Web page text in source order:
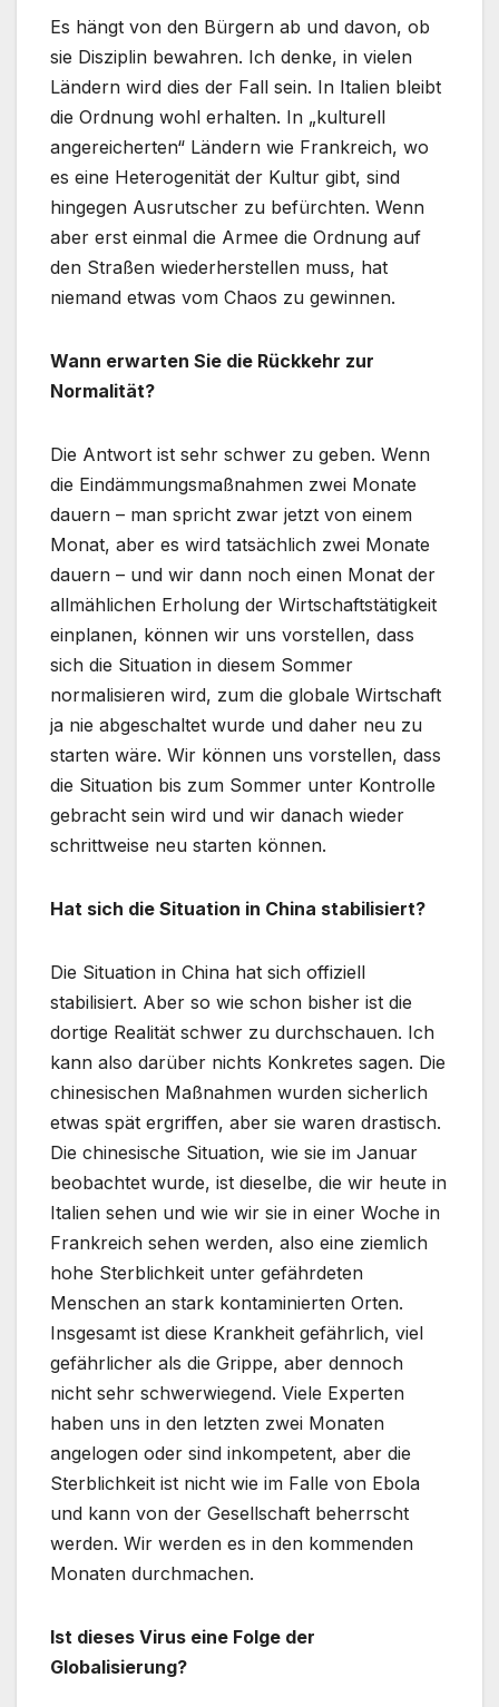
Es hängt von den Bürgern ab und davon, ob
sie Disziplin bewahren. Ich denke, in vielen
Ländern wird dies der Fall sein. In Italien bleibt
die Ordnung wohl erhalten. In „kulturell
angereicherten“ Ländern wie Frankreich, wo
es eine Heterogenität der Kultur gibt, sind
hingegen Ausrutscher zu befürchten. Wenn
aber erst einmal die Armee die Ordnung auf
den Straßen wiederherstellen muss, hat
niemand etwas vom Chaos zu gewinnen.
Wann erwarten Sie die Rückkehr zur
Normalität?
Die Antwort ist sehr schwer zu geben. Wenn
die Eindämmungsmaßnahmen zwei Monate
dauern – man spricht zwar jetzt von einem
Monat, aber es wird tatsächlich zwei Monate
dauern – und wir dann noch einen Monat der
allmählichen Erholung der Wirtschaftstätigkeit
einplanen, können wir uns vorstellen, dass
sich die Situation in diesem Sommer
normalisieren wird, zum die globale Wirtschaft
ja nie abgeschaltet wurde und daher neu zu
starten wäre. Wir können uns vorstellen, dass
die Situation bis zum Sommer unter Kontrolle
gebracht sein wird und wir danach wieder
schrittweise neu starten können.
Hat sich die Situation in China stabilisiert?
Die Situation in China hat sich offiziell
stabilisiert. Aber so wie schon bisher ist die
dortige Realität schwer zu durchschauen. Ich
kann also darüber nichts Konkretes sagen. Die
chinesischen Maßnahmen wurden sicherlich
etwas spät ergriffen, aber sie waren drastisch.
Die chinesische Situation, wie sie im Januar
beobachtet wurde, ist dieselbe, die wir heute in
Italien sehen und wie wir sie in einer Woche in
Frankreich sehen werden, also eine ziemlich
hohe Sterblichkeit unter gefährdeten
Menschen an stark kontaminierten Orten.
Insgesamt ist diese Krankheit gefährlich, viel
gefährlicher als die Grippe, aber dennoch
nicht sehr schwerwiegend. Viele Experten
haben uns in den letzten zwei Monaten
angelogen oder sind inkompetent, aber die
Sterblichkeit ist nicht wie im Falle von Ebola
und kann von der Gesellschaft beherrscht
werden. Wir werden es in den kommenden
Monaten durchmachen.
Ist dieses Virus eine Folge der
Globalisierung?